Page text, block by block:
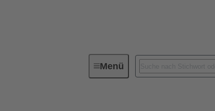
MenüUnsere Verantwortung